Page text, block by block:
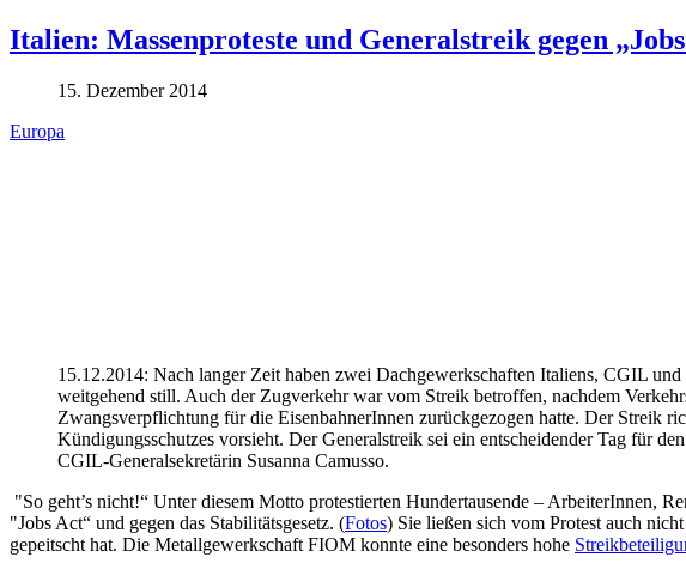
Italien: Massenproteste und Generalstreik gegen
15. Dezember 2014
Europa
15.12.2014: Nach langer Zeit haben zwei Dachgewerkschaften Italiens, CGIL
weitgehend still. Auch der Zugverkehr war vom Streik betroffen, nachdem
Zwangsverpflichtung für die EisenbahnerInnen zurückgezogen hatte. Der Streik
Kündigungsschutzes vorsieht. Der Generalstreik sei ein entscheidender Tag für
CGIL-Generalsekretärin Susanna Camusso.
"So geht’s nicht!“ Unter diesem Motto protestierten Hundertausende – ArbeiterInnen,
"Jobs Act“ und gegen das Stabilitätsgesetz. (Fotos) Sie ließen sich vom Protest auch
gepeitscht hat. Die Metallgewerkschaft FIOM konnte eine besonders hohe